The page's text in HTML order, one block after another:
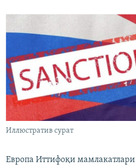
Иллюстратив сурат
Европа Иттифоқи